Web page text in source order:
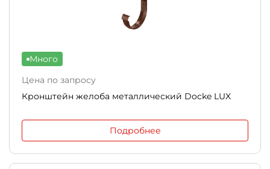
Много
Цена по запросу
Кронштейн желоба металлический Docke LUX
Подробнее